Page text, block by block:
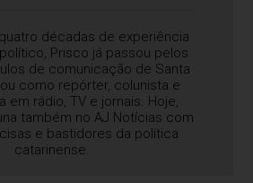
décadas de experiência
Prisco já passou pelos
de comunicação de Santa
como repórter, colunista e
em rádio, TV e jornais. Hoje,
também no AJ Notícias com
e bastidores da política
catarinense.